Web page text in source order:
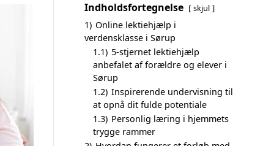
Indholdsfortegnelse skjul
1) Online lektiehjælp i
verdensklasse i Sørup
1.1) 5-stjernet lektiehjælp
anbefalet af forældre og elever i
Sørup
1.2) Inspirerende undervisning til
at opnå dit fulde potentiale
1.3) Personlig læring i hjemmets
trygge rammer